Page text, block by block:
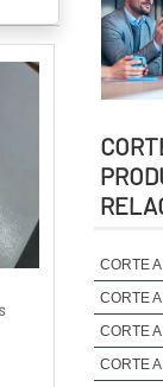
CORTE
CORTE
CORTE
CORTE